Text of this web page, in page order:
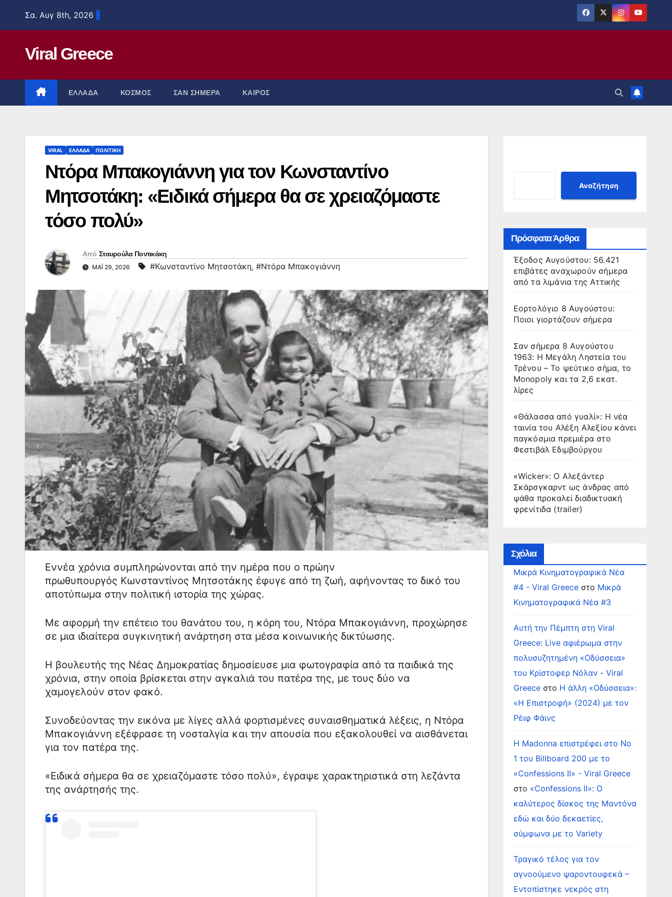
Σα. Αυγ 8th, 2026
Viral Greece
ΕΛΛΑΔΑ ΚΟΣΜΟΣ ΣΑΝ ΣΗΜΕΡΑ ΚΑΙΡΟΣ
VIRAL ΕΛΛΑΔΑ ΠΟΛΙΤΙΚΗ
Ντόρα Μπακογιάννη για τον Κωνσταντίνο
Μητσοτάκη: «Ειδικά σήμερα θα σε χρειαζόμαστε
τόσο πολύ»
Από Σταυρούλα Ποντικάκη
ΜΆΙ 29, 2026 #Κωνσταντίνο Μητσοτάκη, #Ντόρα Μπακογιάννη
Εννέα χρόνια συμπληρώνονται από την ημέρα που ο πρώην
πρωθυπουργός Κωνσταντίνος Μητσοτάκης έφυγε από τη ζωή, αφήνοντας το δικό του
αποτύπωμα στην πολιτική ιστορία της χώρας.
Με αφορμή την επέτειο του θανάτου του, η κόρη του, Ντόρα Μπακογιάννη, προχώρησε
σε μια ιδιαίτερα συγκινητική ανάρτηση στα μέσα κοινωνικής δικτύωσης.
Η βουλευτής της Νέας Δημοκρατίας δημοσίευσε μια φωτογραφία από τα παιδικά της
χρόνια, στην οποία βρίσκεται στην αγκαλιά του πατέρα της, με τους δύο να
χαμογελούν στον φακό.
Συνοδεύοντας την εικόνα με λίγες αλλά φορτισμένες συναισθηματικά λέξεις, η Ντόρα
Μπακογιάννη εξέφρασε τη νοσταλγία και την απουσία που εξακολουθεί να αισθάνεται
για τον πατέρα της.
«Ειδικά σήμερα θα σε χρειαζόμαστε τόσο πολύ», έγραψε χαρακτηριστικά στη λεζάντα
της ανάρτησής της.
Αναζήτηση
Πρόσφατα Άρθρα
Έξοδος Αυγούστου: 56.421
επιβάτες αναχωρούν σήμερα
από τα λιμάνια της Αττικής
Εορτολόγιο 8 Αυγούστου:
Ποιοι γιορτάζουν σήμερα
Σαν σήμερα 8 Αυγούστου
1963: Η Μεγάλη Ληστεία του
Τρένου – Το ψεύτικο σήμα, το
Monopoly και τα 2,6 εκατ.
λίρες
«Θάλασσα από γυαλί»: Η νέα
ταινία του Αλέξη Αλεξίου κάνει
παγκόσμια πρεμιέρα στο
Φεστιβάλ Εδιμβούργου
«Wicker»: Ο Αλεξάντερ
Σκάρσγκαρντ ως άνδρας από
ψάθα προκαλεί διαδικτυακή
φρενίτιδα (trailer)
Σχόλια
Μικρά Κινηματογραφικά Νέα
#4 - Viral Greeceστο Μικρά
Κινηματογραφικά Νέα #3
Αυτή την Πέμπτη στη Viral
Greece: Live αφιέρωμα στην
πολυσυζητημένη «Οδύσσεια»
του Κρίστοφερ Νόλαν - Viral
Greeceστο Η άλλη «Οδύσσεια»:
«Η Επιστροφή» (2024) με τον
Ρέιφ Φάινς
Η Madonna επιστρέφει στο Νο
1 του Billboard 200 με το
«Confessions II» - Viral Greece
στο «Confessions II»: Ο
καλύτερος δίσκος της Μαντόνα
εδώ και δύο δεκαετίες,
σύμφωνα με το Variety
Τραγικό τέλος για τον
αγνοούμενο ψαροντουφεκά –
Εντοπίστηκε νεκρός στη